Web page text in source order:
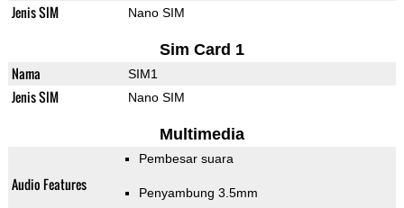
Jenis SIM Nano SIM
Sim Card 1
Nama SIM1
Jenis SIM Nano SIM
Multimedia
Audio Features
Pembesar suara
Penyambung 3.5mm